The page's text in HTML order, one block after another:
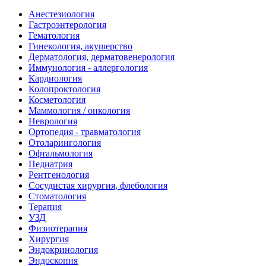
Анестезиология
Гастроэнтерология
Гематология
Гинекология, акушерство
Дерматология, дерматовенерология
Иммунология - аллергология
Кардиология
Колопроктология
Косметология
Маммология / онкология
Неврология
Ортопедия - травматология
Отоларингология
Офтальмология
Педиатрия
Рентгенология
Сосудистая хирургия, флебология
Стоматология
Терапия
УЗД
Физиотерапия
Хирургия
Эндокринология
Эндоскопия